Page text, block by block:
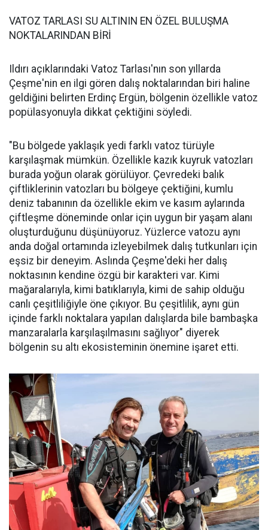
VATOZ TARLASI SU ALTININ EN ÖZEL BULUŞMA
NOKTALARINDAN BİRİ
Ildırı açıklarındaki Vatoz Tarlası'nın son yıllarda
Çeşme'nin en ilgi gören dalış noktalarından biri haline
geldiğini belirten Erdinç Ergün, bölgenin özellikle vatoz
popülasyonuyla dikkat çektiğini söyledi.
"Bu bölgede yaklaşık yedi farklı vatoz türüyle
karşılaşmak mümkün. Özellikle kazık kuyruk vatozları
burada yoğun olarak görülüyor. Çevredeki balık
çiftliklerinin vatozları bu bölgeye çektiğini, kumlu
deniz tabanının da özellikle ekim ve kasım aylarında
çiftleşme döneminde onlar için uygun bir yaşam alanı
oluşturduğunu düşünüyoruz. Yüzlerce vatozu aynı
anda doğal ortamında izleyebilmek dalış tutkunları için
eşsiz bir deneyim. Aslında Çeşme'deki her dalış
noktasının kendine özgü bir karakteri var. Kimi
mağaralarıyla, kimi batıklarıyla, kimi de sahip olduğu
canlı çeşitliliğiyle öne çıkıyor. Bu çeşitlilik, aynı gün
içinde farklı noktalara yapılan dalışlarda bile bambaşka
manzaralarla karşılaşılmasını sağlıyor" diyerek
bölgenin su altı ekosisteminin önemine işaret etti.